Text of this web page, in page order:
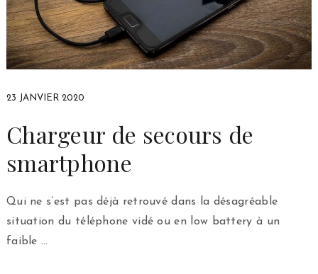
23 JANVIER 2020
Chargeur de secours de
smartphone
Qui ne s’est pas déjà retrouvé dans la désagréable
situation du téléphone vidé ou en low battery à un
faible …